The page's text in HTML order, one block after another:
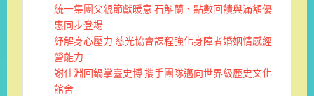
統一集團父親節獻暖意 石斛蘭、點數回饋與滿額優
惠同步登場
紓解身心壓力 慈光協會課程強化身障者婚姻情感經
營能力
謝仕淵回鍋掌臺史博 攜手團隊邁向世界級歷史文化
館舍